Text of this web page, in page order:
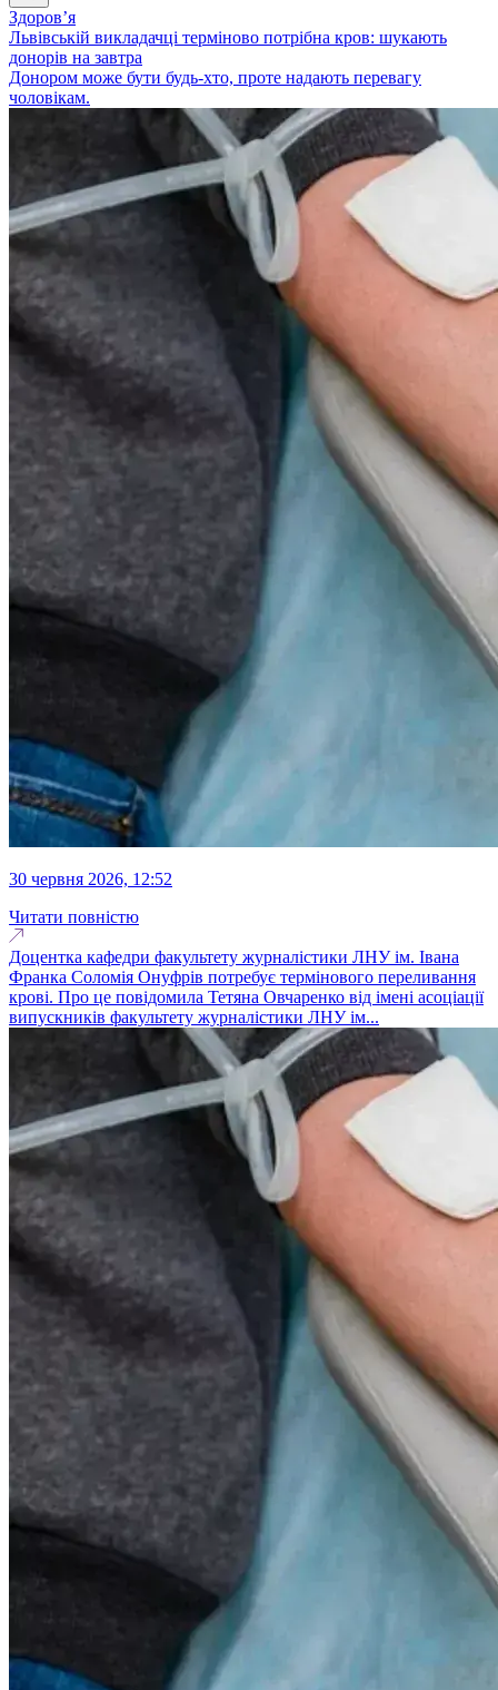
Здоровʼя
Львівській викладачці терміново потрібна кров: шукають
донорів на завтра
Донором може бути будь-хто, проте надають перевагу
чоловікам.
30 червня 2026, 12:52
Читати повністю
Доцентка кафедри факультету журналістики ЛНУ ім. Івана
Франка Соломія Онуфрів потребує термінового переливання
крові. Про це повідомила Тетяна Овчаренко від імені асоціації
випускників факультету журналістики ЛНУ ім...